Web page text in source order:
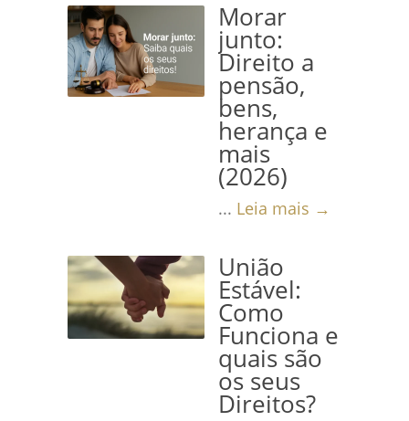
até a aprovação pode ser
permeado por desafios e...
Leia mais →
Morar
junto:
Direito a
pensão,
bens,
herança e
mais
(2026)
... Leia mais →
União
Estável:
Como
Funciona e
quais são
os seus
Direitos?